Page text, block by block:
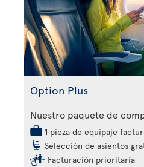
Option Plus
Nuestro paquete de
1 pieza de equipaje
Selección de asientos
Facturación prioritaria